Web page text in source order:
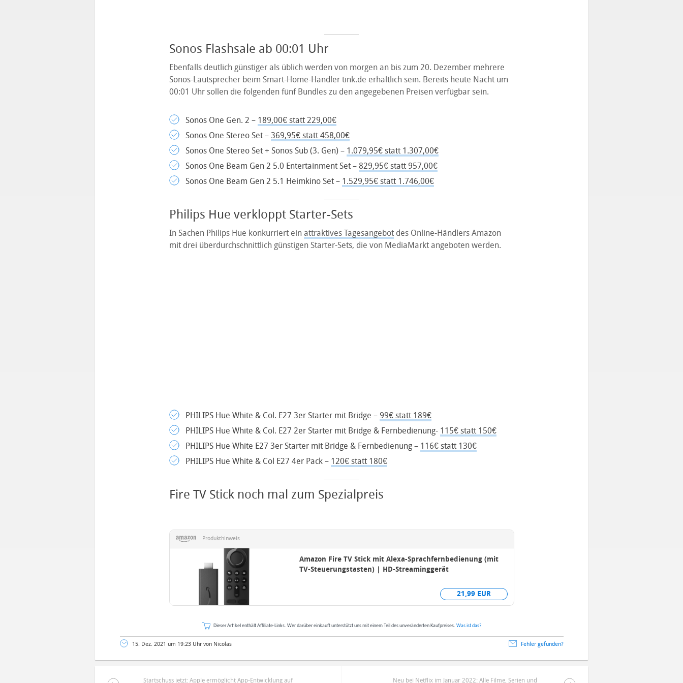
Sonos Flashsale ab 00:01 Uhr
Ebenfalls deutlich günstiger als üblich werden von morgen an bis zum 20. Dezember mehrere
Sonos-Lautsprecher beim Smart-Home-Händler tink.de erhältlich sein. Bereits heute Nacht um
00:01 Uhr sollen die folgenden fünf Bundles zu den angegebenen Preisen verfügbar sein.
Sonos One Gen. 2 – 189,00€ statt 229,00€
Sonos One Stereo Set – 369,95€ statt 458,00€
Sonos One Stereo Set + Sonos Sub (3. Gen) – 1.079,95€ statt 1.307,00€
Sonos One Beam Gen 2 5.0 Entertainment Set – 829,95€ statt 957,00€
Sonos One Beam Gen 2 5.1 Heimkino Set – 1.529,95€ statt 1.746,00€
Philips Hue verkloppt Starter-Sets
In Sachen Philips Hue konkurriert ein attraktives Tagesangebotdes Online-Händlers Amazon
mit drei überdurchschnittlich günstigen Starter-Sets, die von MediaMarkt angeboten werden.
PHILIPS Hue White & Col. E27 3er Starter mit Bridge – 99€ statt 189€
PHILIPS Hue White & Col. E27 2er Starter mit Bridge & Fernbedienung- 115€ statt 150€
PHILIPS Hue White E27 3er Starter mit Bridge & Fernbedienung – 116€ statt 130€
PHILIPS Hue White & Col E27 4er Pack – 120€ statt 180€
Fire TV Stick noch mal zum Spezialpreis
Produkthinweis
Amazon Fire TV Stick mit Alexa-Sprachfernbedienung (mit
TV-Steuerungstasten) | HD-Streaminggerät
21,99 EUR
Dieser Artikel enthält Affiliate-Links. Wer darüber einkauft unterstützt uns mit einem Teil des unveränderten Kaufpreises. Was ist das?
15. Dez. 2021 um 19:23 Uhr von Nicolas Fehler gefunden?
Startschuss jetzt: Apple ermöglicht App-Entwicklung auf
Neu bei Netflix im Januar 2022: Alle Filme, Serien und